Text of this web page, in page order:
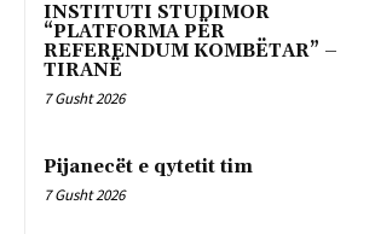
INSTITUTI STUDIMOR
“PLATFORMA PËR
REFERENDUM KOMBËTAR” –
TIRANË
7 Gusht 2026
Pijanecët e qytetit tim
7 Gusht 2026